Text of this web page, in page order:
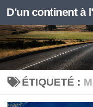
Skip to content
D'un continent à
ÉTIQUETÉ :